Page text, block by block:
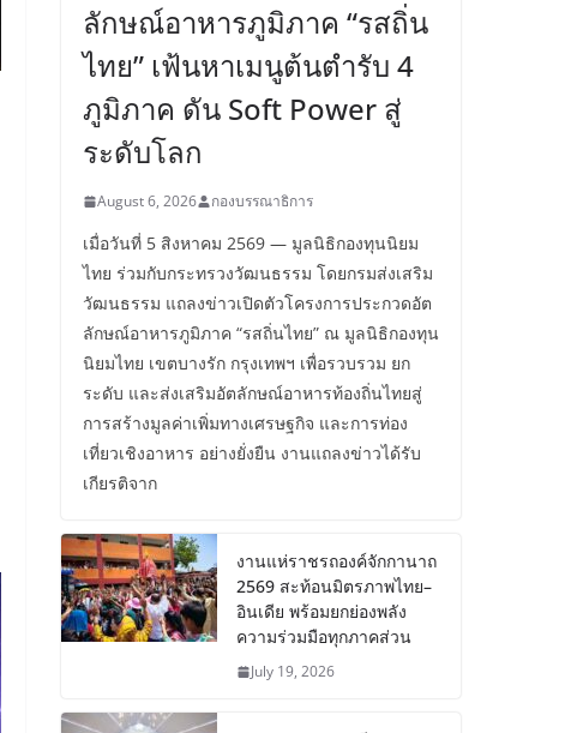
ลักษณ์อาหารภูมิภาค “รสถิ่น
ไทย” เฟ้นหาเมนูต้นตำรับ 4
ภูมิภาค ดัน Soft Power สู่
ระดับโลก
August 6, 2026 กองบรรณาธิการ
เมื่อวันที่ 5 สิงหาคม 2569 — มูลนิธิกองทุนนิยม
ไทย ร่วมกับกระทรวงวัฒนธรรม โดยกรมส่งเสริม
วัฒนธรรม แถลงข่าวเปิดตัวโครงการประกวดอัต
ลักษณ์อาหารภูมิภาค “รสถิ่นไทย” ณ มูลนิธิกองทุน
นิยมไทย เขตบางรัก กรุงเทพฯ เพื่อรวบรวม ยก
ระดับ และส่งเสริมอัตลักษณ์อาหารท้องถิ่นไทยสู่
การสร้างมูลค่าเพิ่มทางเศรษฐกิจ และการท่อง
เที่ยวเชิงอาหาร อย่างยั่งยืน งานแถลงข่าวได้รับ
เกียรติจาก
งานแห่ราชรถองค์จักกานาถ
2569 สะท้อนมิตรภาพไทย–
อินเดีย พร้อมยกย่องพลัง
ความร่วมมือทุกภาคส่วน
July 19, 2026